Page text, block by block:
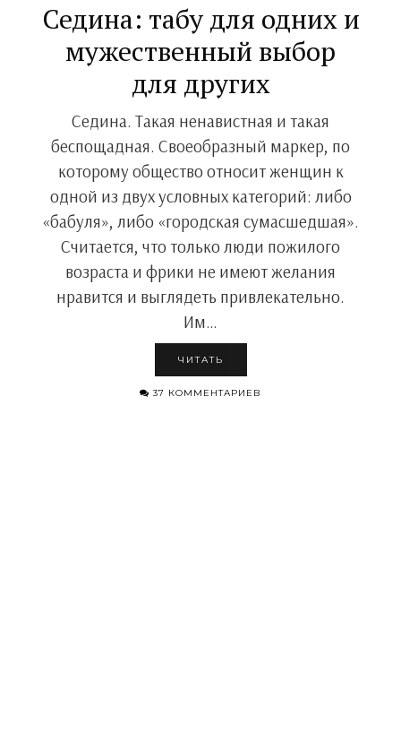
Седина: табу для одних и
мужественный выбор
для других
Седина. Такая ненавистная и такая
беспощадная. Своеобразный маркер, по
которому общество относит женщин к
одной из двух условных категорий: либо
«бабуля», либо «городская сумасшедшая».
Считается, что только люди пожилого
возраста и фрики не имеют желания
нравится и выглядеть привлекательно.
Им…
ЧИТАТЬ
37 КОММЕНТАРИЕВ